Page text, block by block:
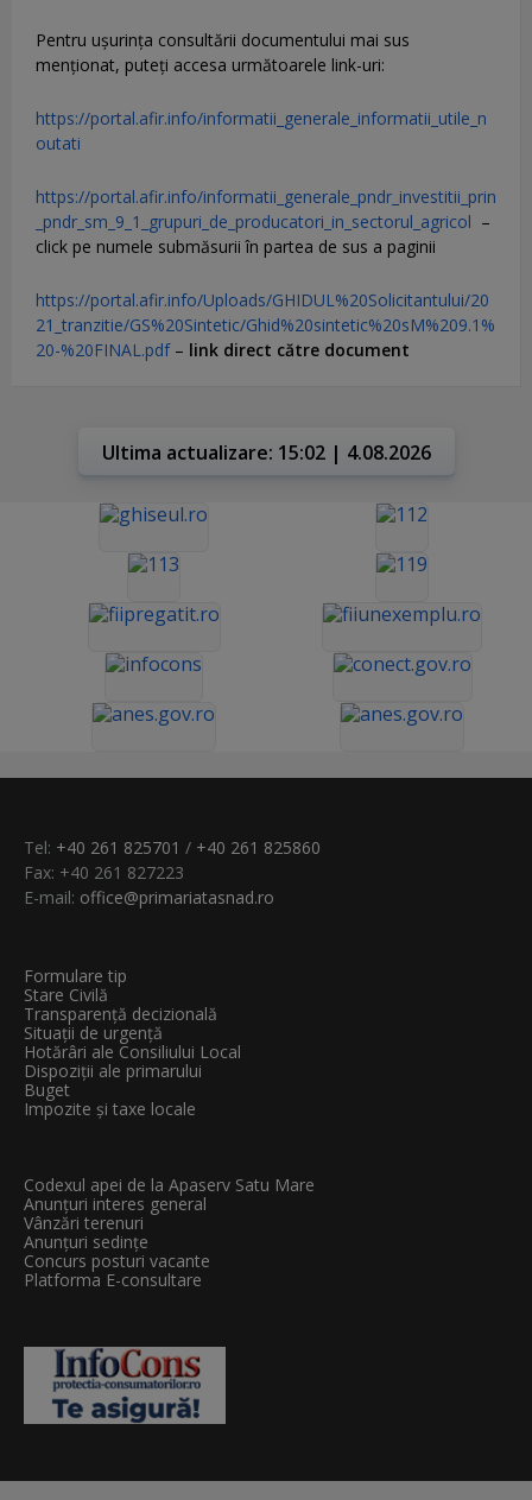
Pentru uşurinţa consultării documentului mai sus
menţionat, puteţi accesa următoarele link-uri:
https://portal.afir.info/informatii_generale_informatii_utile_n
outati
https://portal.afir.info/informatii_generale_pndr_investitii_prin
_pndr_sm_9_1_grupuri_de_producatori_in_sectorul_agricol –
click pe numele submăsurii în partea de sus a paginii
https://portal.afir.info/Uploads/GHIDUL%20Solicitantului/20
21_tranzitie/GS%20Sintetic/Ghid%20sintetic%20sM%209.1%
20-%20FINAL.pdf– link direct către document
Ultima actualizare: 15:02 | 4.08.2026
Tel: +40 261 825701 / +40 261 825860
Fax: +40 261 827223
E-mail: office@primariatasnad.ro
Formulare tip
Stare Civilă
Transparenţă decizională
Situații de urgență
Hotărâri ale Consiliului Local
Dispoziții ale primarului
Buget
Impozite și taxe locale
Codexul apei de la Apaserv Satu Mare
Anunțuri interes general
Vânzări terenuri
Anunțuri sedințe
Concurs posturi vacante
Platforma E-consultare